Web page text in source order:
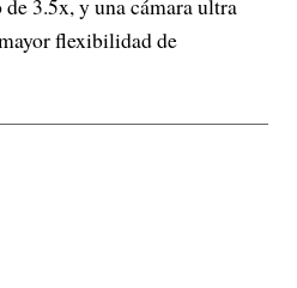
flexibilidad de